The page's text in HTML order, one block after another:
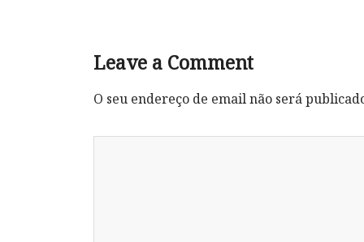
Leave a Comment
O seu endereço de email não será